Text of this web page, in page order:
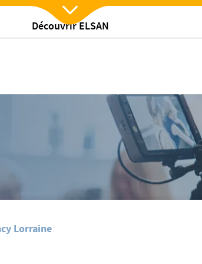
Découvrir ELSAN
Nx:Afficher menu
cliniques du Grand Nancy de juin 2018 est en ligne
Lorraine